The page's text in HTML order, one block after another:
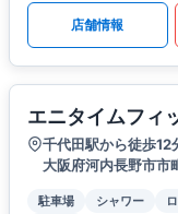
店舗情報
エニタイムフィ
千代田駅から徒歩12
大阪府河内長野市市
駐車場 シャワー